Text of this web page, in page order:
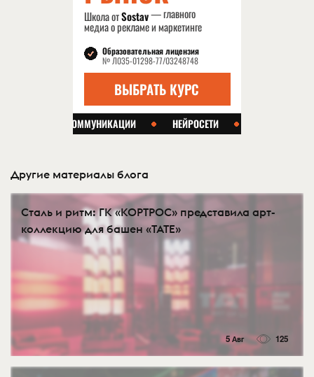
Другие материалы блога
Сталь и ритм: ГК «КОРТРОС» представила арт-
коллекцию для башен «TATE»
5 Авг 125